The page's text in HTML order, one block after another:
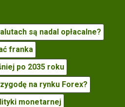
są nadal opłacalne?
franka
po 2035 roku
na rynku Forex?
monetarnej